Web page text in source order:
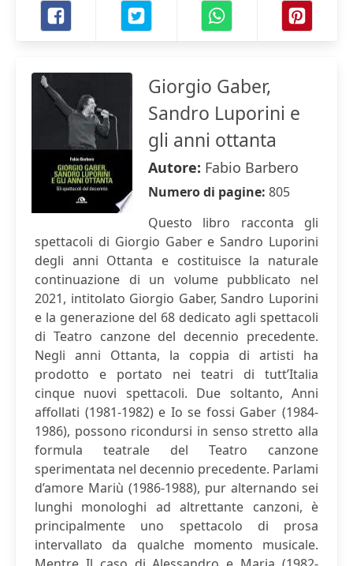
Giorgio Gaber,
Sandro Luporini e
gli anni ottanta
Autore: Fabio Barbero
Numero di pagine: 805
Questo libro racconta gli
spettacoli di Giorgio Gaber e Sandro Luporini
degli anni Ottanta e costituisce la naturale
continuazione di un volume pubblicato nel
2021, intitolato Giorgio Gaber, Sandro Luporini
e la generazione del 68 dedicato agli spettacoli
di Teatro canzone del decennio precedente.
Negli anni Ottanta, la coppia di artisti ha
prodotto e portato nei teatri di tutt’Italia
cinque nuovi spettacoli. Due soltanto, Anni
affollati (1981-1982) e Io se fossi Gaber (1984-
1986), possono ricondursi in senso stretto alla
formula teatrale del Teatro canzone
sperimentata nel decennio precedente. Parlami
d’amore Mariù (1986-1988), pur alternando sei
lunghi monologhi ad altrettante canzoni, è
principalmente uno spettacolo di prosa
intervallato da qualche momento musicale.